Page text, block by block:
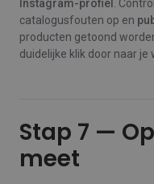
Instagram‑profiel
.
catalogusfouten op en
producten getoond
duidelijke klik door naar je
Stap 7 —
meet